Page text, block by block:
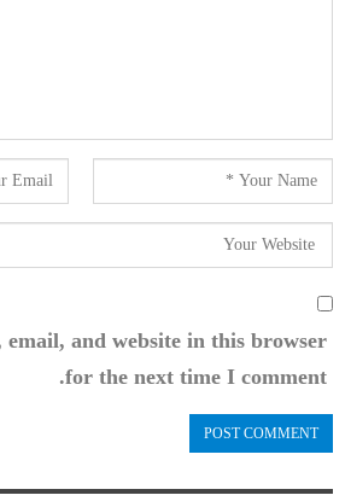
email, and website in this browser
for the next time I comment.